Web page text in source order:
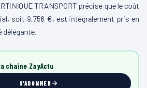
TRANSPORT précise que le coût
soit 9.756 €, est intégralement pris en
délégante.
chaîne ZayActu
S'ABONNER